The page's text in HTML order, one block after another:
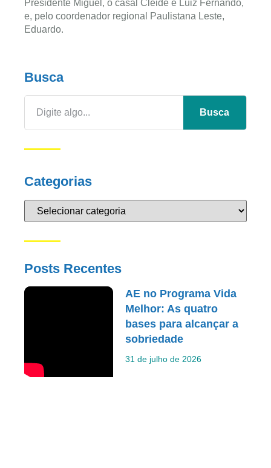
Presidente Miguel, o casal Cleide e Luiz Fernando,
e, pelo coordenador regional Paulistana Leste,
Eduardo.
Busca
Busca
Categorias
Posts Recentes
AE no Programa Vida
Melhor: As quatro
bases para alcançar a
sobriedade
31 de julho de 2026